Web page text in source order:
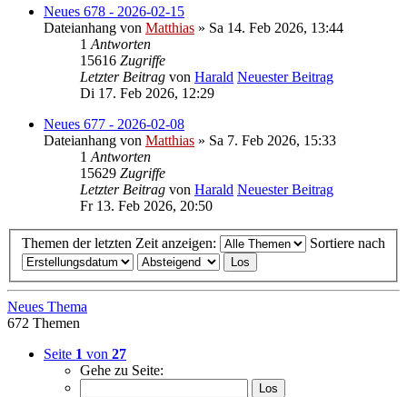
Neues 678 - 2026-02-15
Dateianhang von Matthias » Sa 14. Feb 2026, 13:44
1 Antworten
15616 Zugriffe
Letzter Beitrag von Harald Neuester Beitrag
Di 17. Feb 2026, 12:29
Neues 677 - 2026-02-08
Dateianhang von Matthias » Sa 7. Feb 2026, 15:33
1 Antworten
15629 Zugriffe
Letzter Beitrag von Harald Neuester Beitrag
Fr 13. Feb 2026, 20:50
Themen der letzten Zeit anzeigen: Sortiere nach
Neues Thema
672 Themen
Seite 1 von 27
Gehe zu Seite: